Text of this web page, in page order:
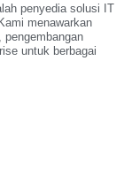
penyedia solusi IT
menawarkan
pengembangan
untuk berbagai